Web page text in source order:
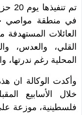
تم
في منطقة مواصي
العائلات
القلي، والعدس،
المحلية رغم ندرتها،
وأكدت الوكالة ان
خلال الأسابيع
فلسطينية، موزعة